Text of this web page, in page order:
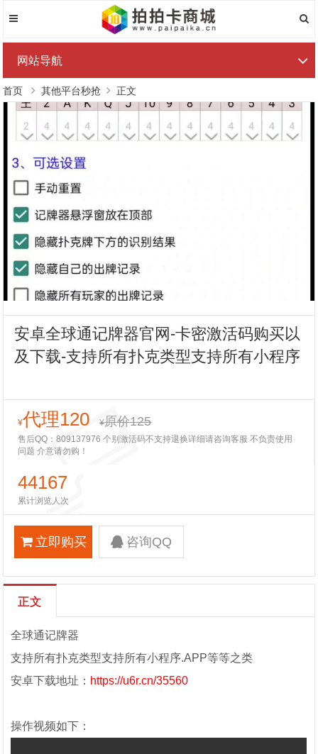
网站导航
首页 其他平台秒抢 正文
安卓全球通记牌器官网-卡密激活码购买以
及下载-支持所有扑克类型支持所有小程序
¥代理120 ¥原价125
售后QQ：809137976 个别激活码不支持退换详细请咨询客服 不负责使用
问题 介意请勿购！
44167
累计浏览人次
立即购买 咨询QQ
正文
全球通记牌器
支持所有扑克类型支持所有小程序.APP等等之类
安卓下载地址： https://u6r.cn/35560
操作视频如下：